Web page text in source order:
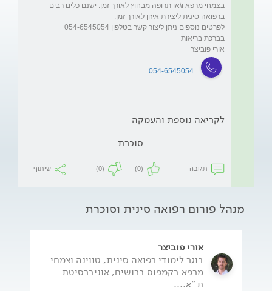
בצמחי מרפא ו\או תרופה מבחוץ לאורך זמן. ישנם כלים רבים
אורי פוביצר
054-6545054
לקריאה נוספת והעמקה
סוכרת
תגובה (0)
(0) שיתוף
מנהל פורום רפואה סינית וסוכרת
אורי פוביצר
בוגר לימודי רפואה סינית, טווינה וצמחי
מרפא בקמפוס ברושים, אוניברסיטת
ת"א....